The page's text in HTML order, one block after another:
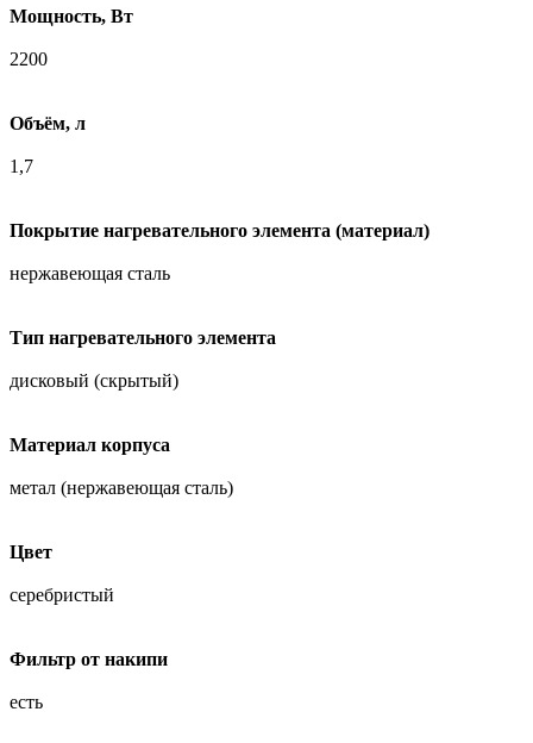
Мощность, Вт
2200
Объём, л
1,7
Покрытие нагревательного элемента (материал)
нержавеющая сталь
Тип нагревательного элемента
дисковый (скрытый)
Материал корпуса
метал (нержавеющая сталь)
Цвет
серебристый
Фильтр от накипи
есть